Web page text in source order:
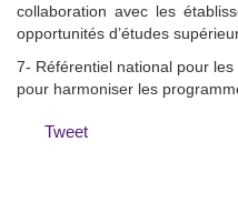
collaboration avec les
opportunités d’études
7- Référentiel national pour
pour harmoniser les
Tweet